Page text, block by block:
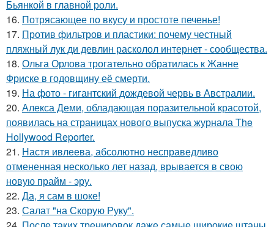
Бьянкой в главной роли.
16. Потрясающее по вкусу и простоте печенье!
17. Против фильтров и пластики: почему честный
пляжный лук ди девлин расколол интернет - сообщества.
18. Ольга Орлова трогательно обратилась к Жанне
Фриске в годовщину её смерти.
19. На фото - гигантский дождевой червь в Австралии.
20. Алекса Деми, обладающая поразительной красотой,
появилась на страницах нового выпуска журнала The
Hollywood Reporter.
21. Настя ивлеева, абсолютно несправедливо
отмененная несколько лет назад, врывается в свою
новую прайм - эру.
22. Да, я сам в шоке!
23. Салат "на Скорую Руку".